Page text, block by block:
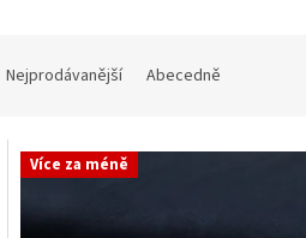
Nejprodávanější Abecedně
Více za méně